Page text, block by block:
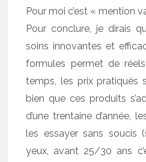
Pour moi c’est « mention
Pour conclure, je dirais
soins innovantes et
formules permet de
temps, les prix pratiqués
bien que ces produits
d’une trentaine d’année,
les essayer sans soucis
yeux, avant 25/30 ans